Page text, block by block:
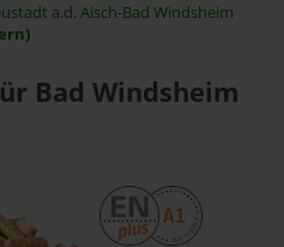
a.d. Aisch-Bad Windsheim
Bad Windsheim